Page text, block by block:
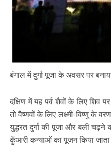
बंगाल में दुर्गा पूजा के अवसर पर
दक्षिण में यह पर्व शैवों के लिए शिव
तो वैष्णवों के लिए लक्ष्मी-विष्णु के
युद्धरत दुर्गा की पूजा और बली चढ़ने
कुँआरी कन्याओं का पूजन किया जाता